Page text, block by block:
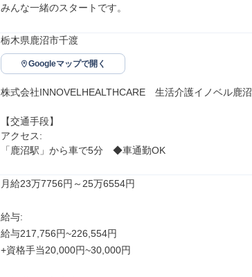
みんな一緒のスタートです。
栃木県鹿沼市千渡
Googleマップで開く
株式会社INNOVELHEALTHCARE　生活介護イノベル鹿沼
【交通手段】
アクセス:
「鹿沼駅」から車で5分　◆車通勤OK
月給23万7756円～25万6554円
給与:
給与217,756円~226,554円
+資格手当20,000円~30,000円